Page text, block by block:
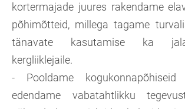
kortermajade juures rakendame
põhimõtteid, millega tagame
tänavate kasutamise ka
kergliiklejaile.
- Pooldame
edendame vabatahtlikku